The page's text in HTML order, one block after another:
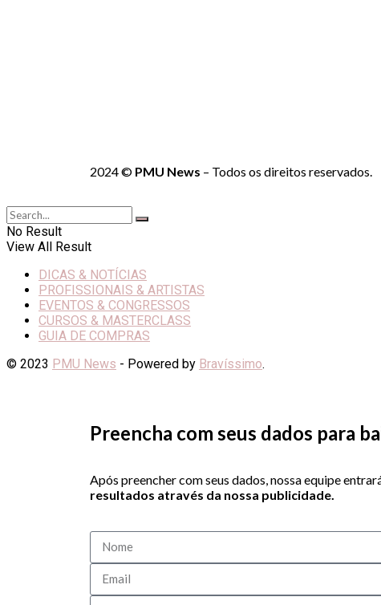
2024 © PMU News – Todos os direitos reservados.
No Result
View All Result
DICAS & NOTÍCIAS
PROFISSIONAIS & ARTISTAS
EVENTOS & CONGRESSOS
CURSOS & MASTERCLASS
GUIA DE COMPRAS
© 2023 PMU News - Powered by Bravíssimo.
Preencha com seus dados para
Após preencher com seus dados, nossa equipe
resultados através da nossa publicidade.